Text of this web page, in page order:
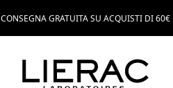
CONSEGNA GRATUITA SU ACQUISTI DI 60€